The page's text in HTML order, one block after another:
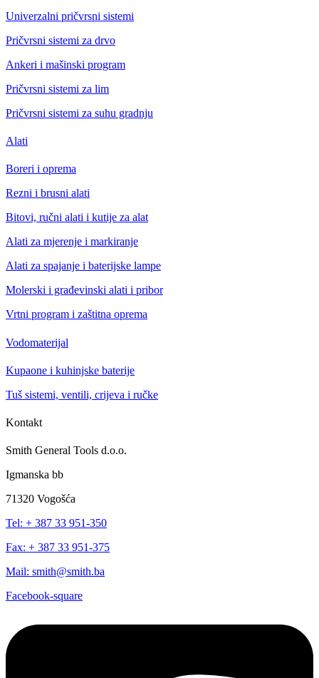
Univerzalni pričvrsni sistemi
Pričvrsni sistemi za drvo
Ankeri i mašinski program
Pričvrsni sistemi za lim
Pričvrsni sistemi za suhu gradnju
Alati
Boreri i oprema
Rezni i brusni alati
Bitovi, ručni alati i kutije za alat
Alati za mjerenje i markiranje
Alati za spajanje i baterijske lampe
Molerski i građevinski alati i pribor
Vrtni program i zaštitna oprema
Vodomaterijal
Kupaone i kuhinjske baterije
Tuš sistemi, ventili, crijeva i ručke
Kontakt
Smith General Tools d.o.o.
Igmanska bb
71320 Vogošća
Tel: + 387 33 951-350
Fax: + 387 33 951-375
Mail: smith@smith.ba
Facebook-square